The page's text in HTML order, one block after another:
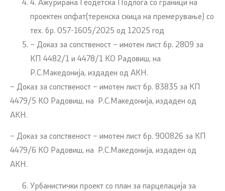
4. Ажурирана Геодетска Подлога со граници на
проектен опфат(теренска скица на премерување) со
тех. бр. 057-1605/2025 од 12025 год
– Доказ за сопственост – имотен лист бр. 2809 за
КП 4482/1 и 4478/1 КО Радовиш, на
Р.С.Македонија, издаден од АКН.
– Доказ за сопственост – имотен лист бр. 83835 за КП
4479/5 КО Радовиш, на Р.С.Македонија, издаден од
АКН.
– Доказ за сопственост – имотен лист бр. 900826 за КП
4479/6 КО Радовиш, на Р.С.Македонија, издаден од
АКН.
Урбанистички проект со план за парцелација за